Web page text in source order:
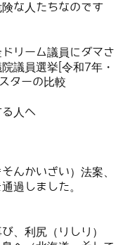
な人たちなのです
リーム議員にダマさ
議員選挙[令和7年・
ターの比較
る人へ
んかいざい）法案、
過しました。
、利尻（りしり）